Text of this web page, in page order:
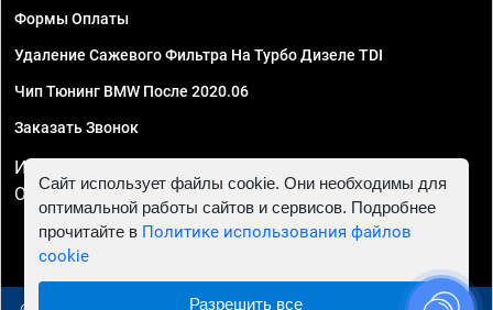
Формы Оплаты
Удаление Сажевого Фильтра На Турбо Дизеле TDI
Чип Тюнинг BMW После 2020.06
Заказать Звонок
ИП Смирнов Георгий Павлович. ИНН 781302555843,
ОГРНИП 324470400032610
Сайт использует файлы cookie. Они необходимы для
оптимальной работы сайтов и сервисов. Подробнее
прочитайте в Политике использования файлов
cookie
Разрешить все